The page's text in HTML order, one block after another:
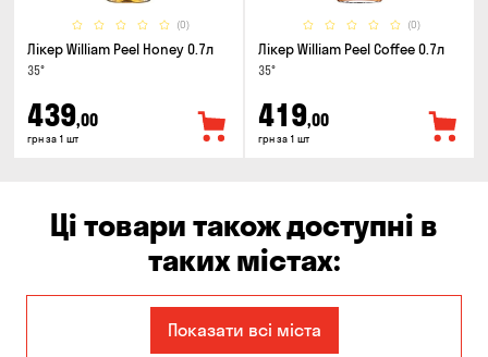
(0)
Лікер William Peel Honey 0.7л
35°
439,00
грн за 1 шт
(0)
Лікер William Peel Coffee 0.7л
35°
419,00
грн за 1 шт
Ці товари також доступні в
таких містах:
Показати всі міста